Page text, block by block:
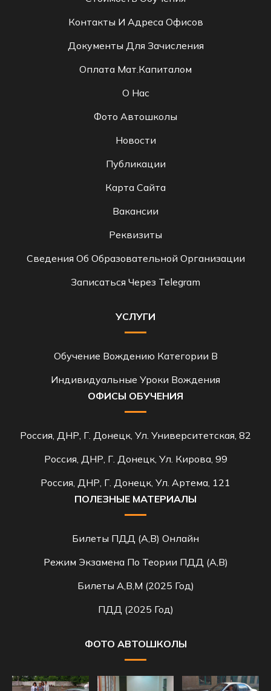
Контакты И Адреса Офисов
Документы Для Зачисления
Оплата Мат.капиталом
О Нас
Фото Автошколы
Новости
Публикации
Карта Сайта
Вакансии
Реквизиты
Сведения Об Образовательной Организации
Записаться Через Telegram
УСЛУГИ
Обучение Вождению Категории B
Индивидуальные Уроки Вождения
ОФИСЫ ОБУЧЕНИЯ
Россия, ДНР, Г. Донецк, Ул. Университетская, 82
Россия, ДНР, Г. Донецк, Ул. Кирова, 99
Россия, ДНР, Г. Донецк, Ул. Артема, 121
ПОЛЕЗНЫЕ МАТЕРИАЛЫ
Билеты ПДД (A,B) Онлайн
Режим Экзамена По Теории ПДД (A,B)
Билеты A,B,M (2025 Год)
ПДД (2025 Год)
ФОТО АВТОШКОЛЫ